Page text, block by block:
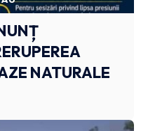
NATURALE